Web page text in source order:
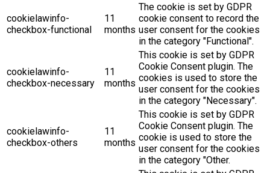
cookielawinfo-
checkbox-functional
11
months
The cookie is set by GDPR
cookie consent to record the
user consent for the cookies
in the category "Functional".
cookielawinfo-
checkbox-necessary
11
months
This cookie is set by GDPR
Cookie Consent plugin. The
cookies is used to store the
user consent for the cookies
in the category "Necessary".
cookielawinfo-
checkbox-others
11
months
This cookie is set by GDPR
Cookie Consent plugin. The
cookie is used to store the
user consent for the cookies
in the category "Other.